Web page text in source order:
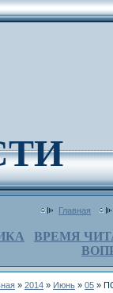
Главная
ВРЕМЯ
» 2014 » Июнь » 05 »